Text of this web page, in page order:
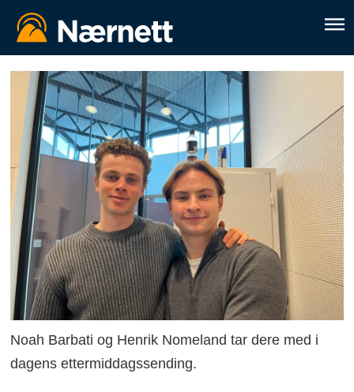
Noah Barbati og Henrik Nomeland tar dere med i
dagens ettermiddagssending.